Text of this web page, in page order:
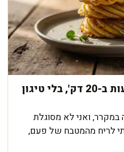
לביבות פסטה משגעות ב-20 דק', בלי טיגון
ואני לא מסוגלת
לריח מהמטבח של פעם,